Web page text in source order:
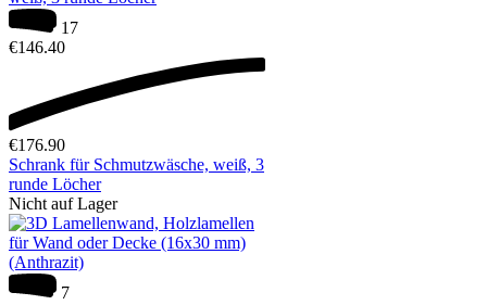
17
€146.40
€176.90
Schrank für Schmutzwäsche, weiß, 3
runde Löcher
Nicht auf Lager
7